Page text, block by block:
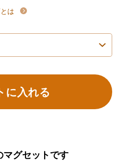
は
に入れる
グセットです